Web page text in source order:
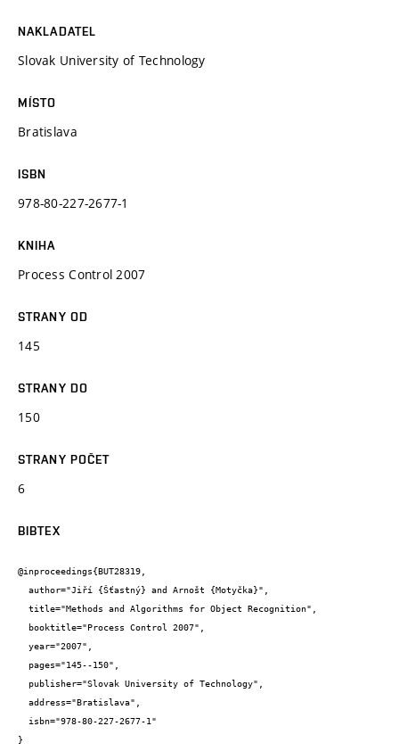
NAKLADATEL
Slovak University of Technology
MÍSTO
Bratislava
ISBN
978-80-227-2677-1
KNIHA
Process Control 2007
STRANY OD
145
STRANY DO
150
STRANY POČET
6
BIBTEX
@inproceedings{BUT28319,
}